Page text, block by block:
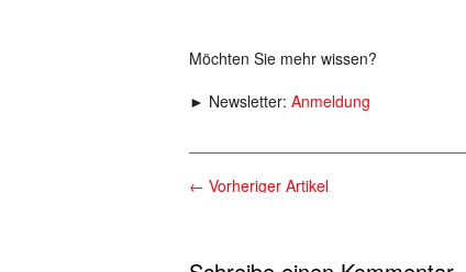
Möchten Sie mehr wissen?
► Newsletter: Anmeldung
← Vorheriger Artikel